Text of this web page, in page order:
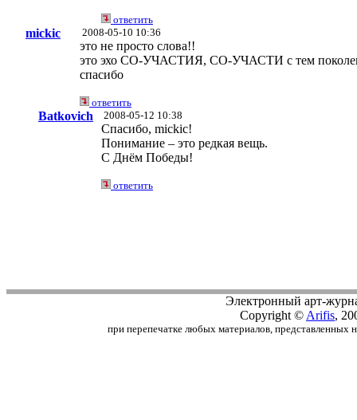
ответить
mickic 2008-05-10 10:36
это не просто слова!!
это эхо СО-УЧАСТИЯ, СО-УЧАСТИ с тем
спасибо
ответить
Batkovich 2008-05-12 10:38
Спасибо, mickic!
Понимание – это редкая вещь.
С Днём Победы!
ответить
Электронный арт-
Copyright © Arifis,
при перепечатке любых материалов, представленных